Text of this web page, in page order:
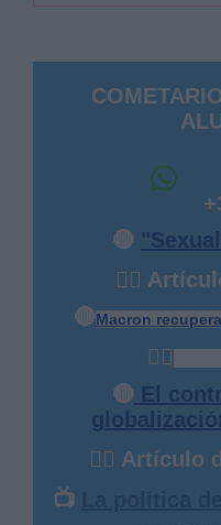
🔴
✍🏻
🔴Macron
✍🏻
🔴 El
✍🏻 Artículo
📺